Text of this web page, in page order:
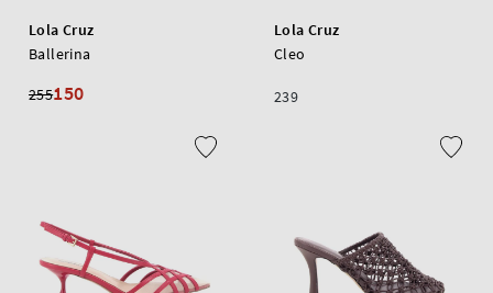
Lola Cruz
Ballerina
255150
Lola Cruz
Cleo
239